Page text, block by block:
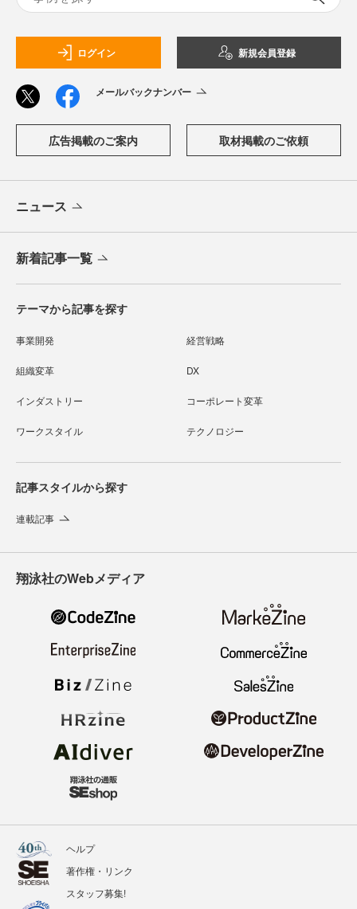
ログイン 新規会員登録
メールバックナンバー
広告掲載のご案内 取材掲載のご依頼
ニュース
新着記事一覧
テーマから記事を探す
事業開発 経営戦略
組織変革 DX
インダストリー コーポレート変革
ワークスタイル テクノロジー
記事スタイルから探す
連載記事
翔泳社のWebメディア
ヘルプ
著作権・リンク
スタッフ募集!